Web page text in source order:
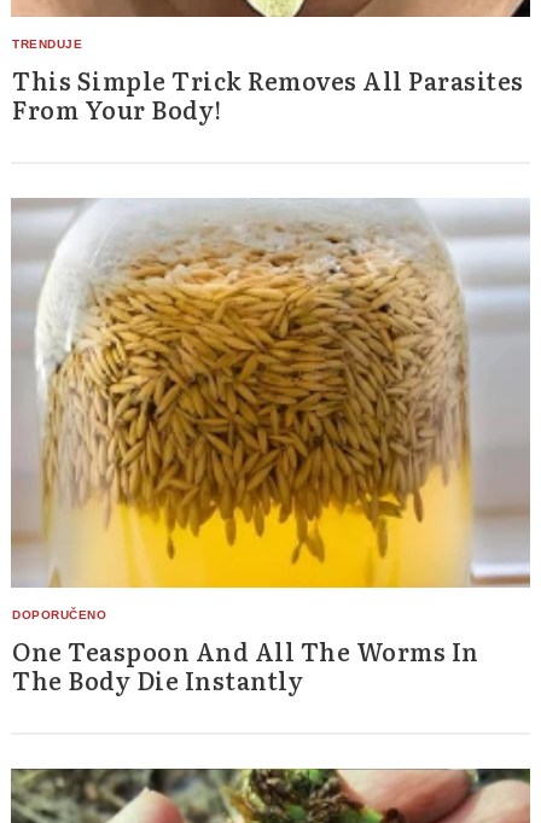
This Simple Trick Removes All Parasites
From Your Body!
One Teaspoon And All The Worms In
The Body Die Instantly